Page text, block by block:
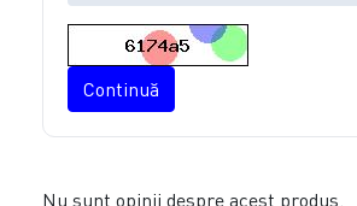
Continuă
Nu sunt opinii despre acest produs.